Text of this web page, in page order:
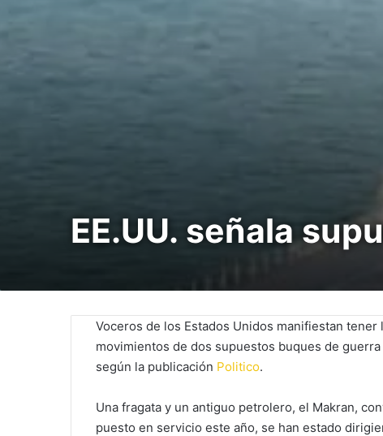
EE.UU. señala
Voceros de los Estados Unidos manifiestan
movimientos de dos supuestos buques de guerra
según la publicación Politico.
Una fragata y un antiguo petrolero, el Makran,
puesto en servicio este año, se han estado